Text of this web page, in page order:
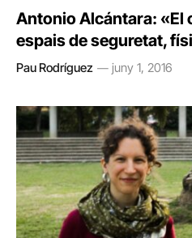
Antonio Alcántara: «El
espais de seguretat,
Pau Rodríguez juny 1, 2016